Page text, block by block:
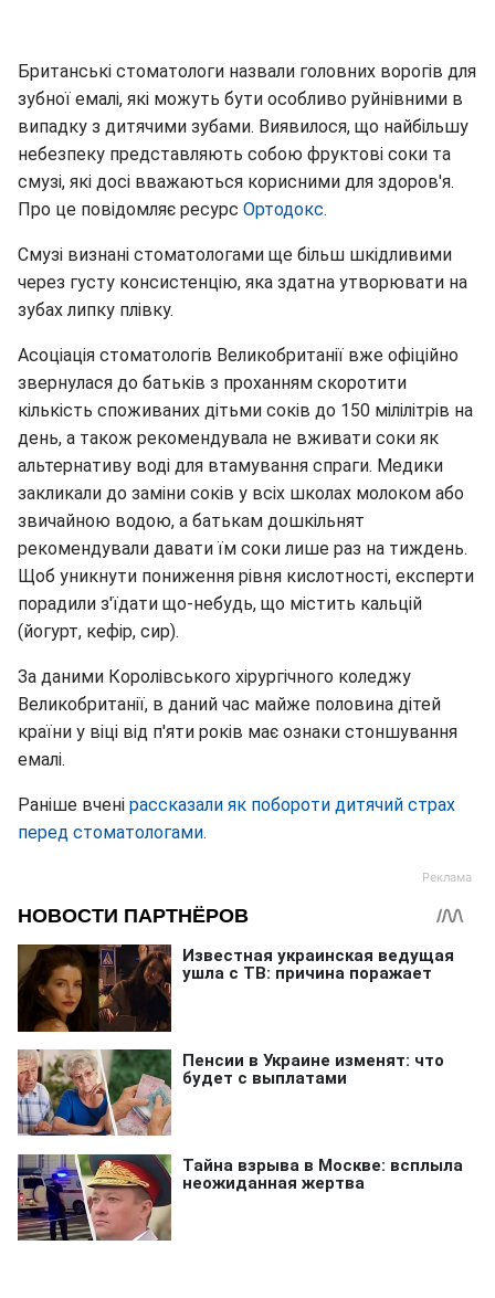
Британські стоматологи назвали головних ворогів для
зубної емалі, які можуть бути особливо руйнівними в
випадку з дитячими зубами. Виявилося, що найбільшу
небезпеку представляють собою фруктові соки та
смузі, які досі вважаються корисними для здоров'я.
Про це повідомляє ресурс Ортодокс.
Смузі визнані стоматологами ще більш шкідливими
через густу консистенцію, яка здатна утворювати на
зубах липку плівку.
Асоціація стоматологів Великобританії вже офіційно
звернулася до батьків з проханням скоротити
кількість споживаних дітьми соків до 150 мілілітрів на
день, а також рекомендувала не вживати соки як
альтернативу воді для втамування спраги. Медики
закликали до заміни соків у всіх школах молоком або
звичайною водою, а батькам дошкільнят
рекомендували давати їм соки лише раз на тиждень.
Щоб уникнути пониження рівня кислотності, експерти
порадили з'їдати що-небудь, що містить кальцій
(йогурт, кефір, сир).
За даними Королівського хірургічного коледжу
Великобританії, в даний час майже половина дітей
країни у віці від п'яти років має ознаки стоншування
емалі.
Раніше вчені рассказали як побороти дитячий страх
перед стоматологами.